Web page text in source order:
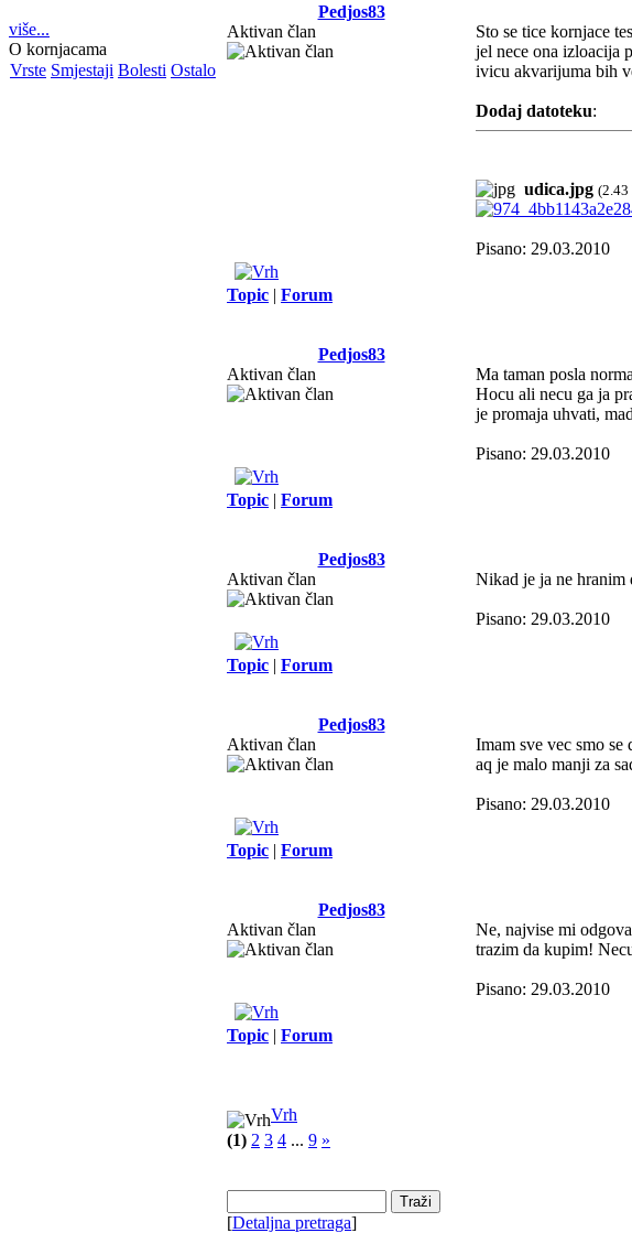
više...
O kornjacama
Vrste Smjestaji Bolesti Ostalo
Pedjos83
Aktivan član
Sto se tice kornjace
jel nece ona izloacija
ivicu akvarijuma bih
Dodaj datoteku:
udica.jpg
Pisano: 29.03.2010
Topic | Forum
Pedjos83
Aktivan član
Ma taman posla
Hocu ali necu ga ja
je promaja uhvati,
Pisano: 29.03.2010
Topic | Forum
Pedjos83
Aktivan član
Nikad je ja ne hranim
Pisano: 29.03.2010
Topic | Forum
Pedjos83
Aktivan član
Imam sve vec smo
aq je malo manji za
Pisano: 29.03.2010
Topic | Forum
Pedjos83
Aktivan član
Ne, najvise mi
trazim da kupim!
Pisano: 29.03.2010
Topic | Forum
Vrh
(1) 2 3 4 ... 9 »
[Detaljna pretraga]